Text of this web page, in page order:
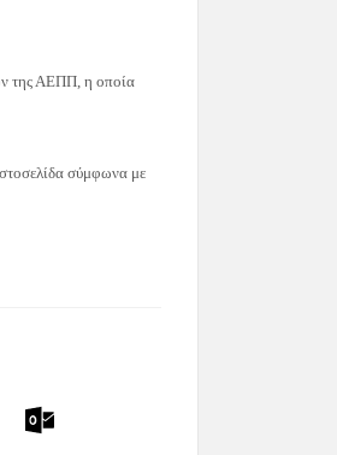
της ΑΕΠΠ, η οποία
σύμφωνα με